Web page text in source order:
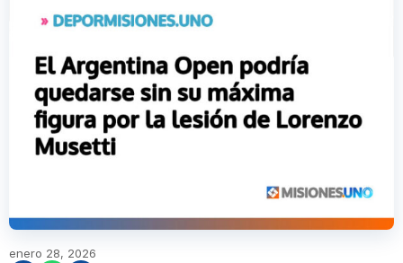
enero 28, 2026